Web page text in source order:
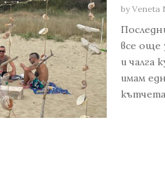
byVeneta
все още
и чалга
имам
кътчета